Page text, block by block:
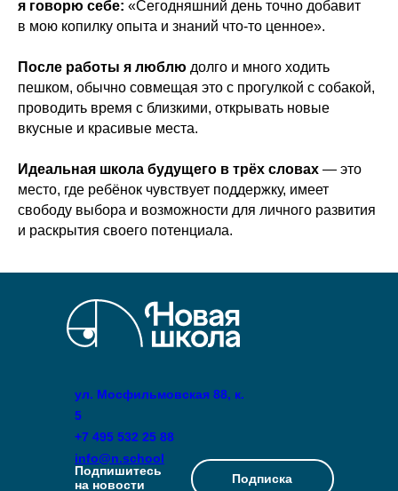
я говорю себе: «Сегодняшний день точно добавит
в мою копилку опыта и знаний что-то ценное».
После работы я люблю долго и много ходить
пешком, обычно совмещая это с прогулкой с собакой,
проводить время с близкими, открывать новые
вкусные и красивые места.
Идеальная школа будущего в трёх словах — это
место, где ребёнок чувствует поддержку, имеет
свободу выбора и возможности для личного развития
и раскрытия своего потенциала.
Подписка
Подпишитесь
на новости
ул. Мосфильмовская 88, к.
5
+7 495 532 25 88
info@n.school